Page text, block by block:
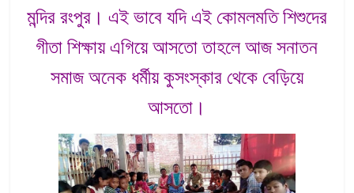
মন্দির রংপুর। এই ভাবে যদি এই কোমলমতি শিশুদের
গীতা শিক্ষায় এগিয়ে আসতো তাহলে আজ সনাতন
সমাজ অনেক ধর্মীয় কুসংস্কার থেকে বেড়িয়ে
আসতো।